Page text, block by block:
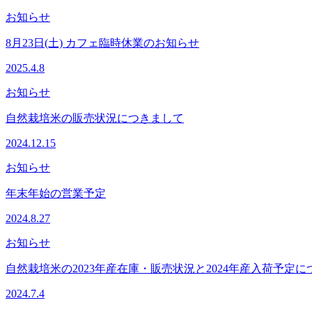
お知らせ
8月23日(土) カフェ臨時休業のお知らせ
2025.4.8
お知らせ
自然栽培米の販売状況につきまして
2024.12.15
お知らせ
年末年始の営業予定
2024.8.27
お知らせ
自然栽培米の2023年産在庫・販売状況と2024年産入荷予定に
2024.7.4